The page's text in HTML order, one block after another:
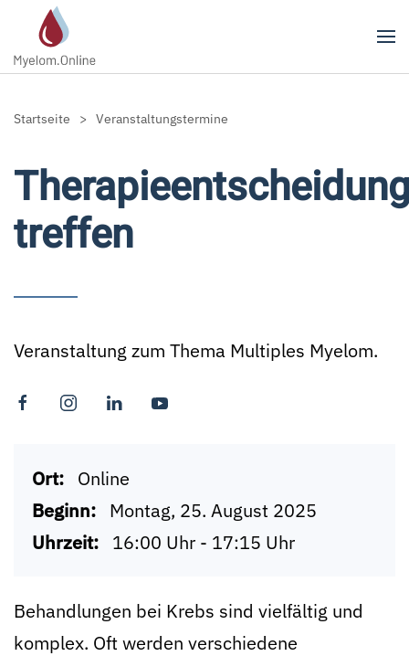
Zum Hauptinhalt springen
Startseite Veranstaltungstermine
treffen
Veranstaltung zum Thema Multiples Myelom.
Ort: Online
Beginn: Montag, 25. August 2025
Uhrzeit: 16:00 Uhr - 17:15 Uhr
Behandlungen bei Krebs sind vielfältig und
komplex. Oft werden verschiedene